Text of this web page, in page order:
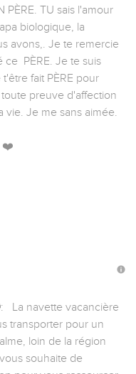
PÈRE. TU sais l'amour
biologique, la
avons,. Je te remercie
PÈRE. Je te suis
fait PÈRE pour
preuve d'affection
Je me sans aimée.
❤️
La navette vacancière
transporter pour un
loin de la région
souhaite de